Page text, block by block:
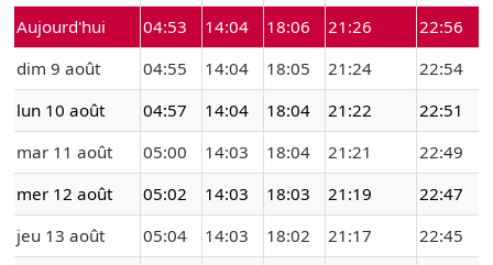
Aujourd'hui
04:53 14:04 18:06 21:26
22:56
dim 9 août
04:55 14:04 18:05 21:24
22:54
lun 10 août
04:57 14:04 18:04 21:22
22:51
mar 11 août
05:00 14:03 18:04 21:21
22:49
mer 12 août
05:02 14:03 18:03 21:19
22:47
jeu 13 août
05:04 14:03 18:02 21:17
22:45